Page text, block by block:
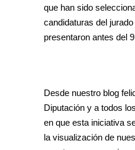
que han sido
candidaturas del
presentaron antes del
Desde nuestro blog
Diputación y a todos
en que esta iniciativa
la visualización de